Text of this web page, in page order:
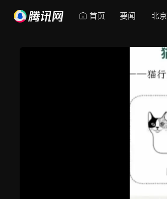
首页 要闻 北京